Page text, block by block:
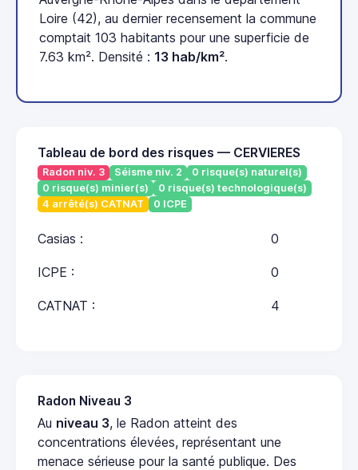
Loire (42), au dernier recensement la commune
comptait 103 habitants pour une superficie de
7.63 km². Densité : 13 hab/km².
Tableau de bord des risques — CERVIERES
Radon niv. 3 Séisme niv. 2
0 risque(s) naturel(s)
0 risque(s) minier(s)
0 risque(s) technologique(s)
4 arrêté(s) CATNAT
0 ICPE
Casias : 0
ICPE : 0
CATNAT : 4
Radon Niveau 3
Au niveau 3, le Radon atteint des
concentrations élevées, représentant une
menace sérieuse pour la santé publique. Des